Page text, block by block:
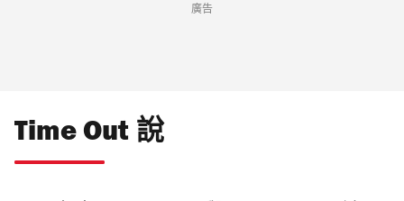
廣告
Time Out 說